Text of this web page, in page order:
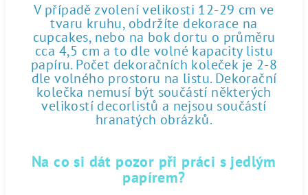
V případě zvolení velikosti 12-29 cm ve
tvaru kruhu, obdržíte dekorace na
cupcakes, nebo na bok dortu o průměru
cca 4,5 cm a to dle volné kapacity listu
papíru. Počet dekoračních koleček je 2-8
dle volného prostoru na listu. Dekorační
kolečka nemusí být součástí některých
velikostí decorlistů a nejsou součástí
hranatých obrázků.
Na co si dát pozor při práci s jedlým
papírem?